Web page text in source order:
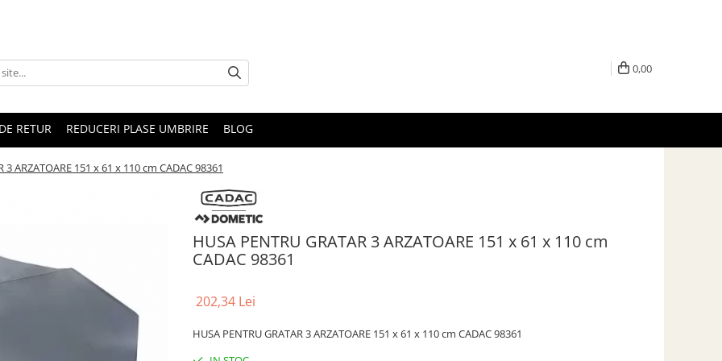
0,00
RETUR REDUCERI PLASE UMBRIRE BLOG
3 ARZATOARE 151 x 61 x 110 cm CADAC 98361
HUSA PENTRU GRATAR 3 ARZATOARE 151 x 61 x 110 cm
CADAC 98361
202,34 Lei
HUSA PENTRU GRATAR 3 ARZATOARE 151 x 61 x 110 cm CADAC 98361